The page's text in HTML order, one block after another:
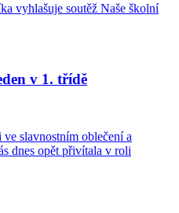
vyhlašuje soutěž Naše školní
v 1. třídě
slavnostním oblečení a
dnes opět přivítala v roli